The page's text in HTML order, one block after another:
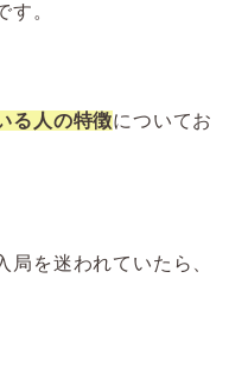
す。
る人の特徴についてお
局を迷われていたら、